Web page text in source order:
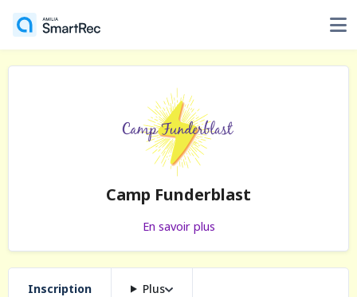
Camp Funderblast
En savoir plus
Inscription Plus